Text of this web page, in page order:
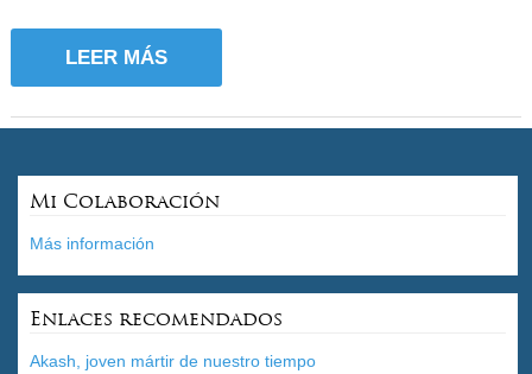
LEER MÁS
Mi Colaboración
Más información
Enlaces recomendados
Akash, joven mártir de nuestro tiempo